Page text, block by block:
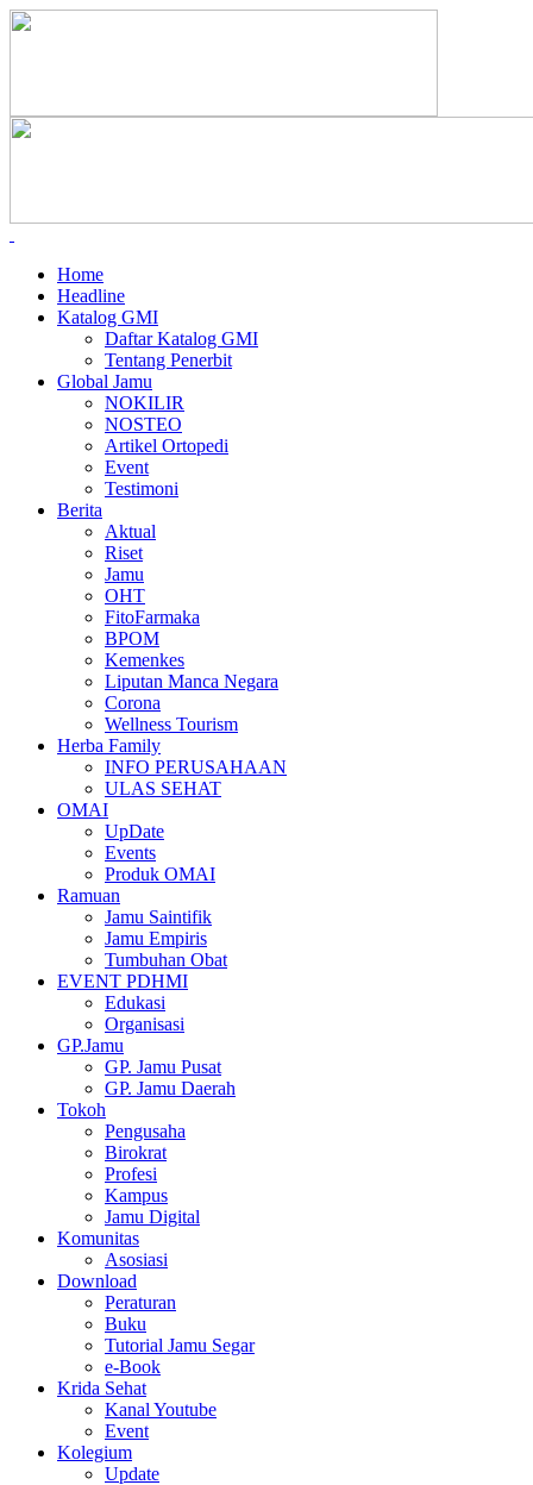
Home
Headline
Katalog GMI
Daftar Katalog GMI
Tentang Penerbit
Global Jamu
NOKILIR
NOSTEO
Artikel Ortopedi
Event
Testimoni
Berita
Aktual
Riset
Jamu
OHT
FitoFarmaka
BPOM
Kemenkes
Liputan Manca Negara
Corona
Wellness Tourism
Herba Family
INFO PERUSAHAAN
ULAS SEHAT
OMAI
UpDate
Events
Produk OMAI
Ramuan
Jamu Saintifik
Jamu Empiris
Tumbuhan Obat
EVENT PDHMI
Edukasi
Organisasi
GP.Jamu
GP. Jamu Pusat
GP. Jamu Daerah
Tokoh
Pengusaha
Birokrat
Profesi
Kampus
Jamu Digital
Komunitas
Asosiasi
Download
Peraturan
Buku
Tutorial Jamu Segar
e-Book
Krida Sehat
Kanal Youtube
Event
Kolegium
Update